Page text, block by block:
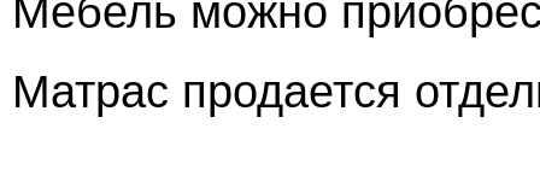
Мебель можно
Матрас продается